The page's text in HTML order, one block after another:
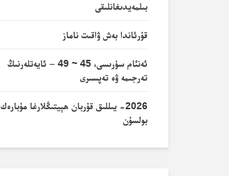
بىلمەيدىغانلىقى
قۇرئاندا بەش ۋاقىت ناماز
ئەنئام سۈرىسى، 45 ~ 49 – ئايەتلەرنىڭ
تەرجىمە ۋە تەپسىرى
2026- يىللىق قۇربان ھېيتىڭلارغا مۇبارەك
بولسۇن